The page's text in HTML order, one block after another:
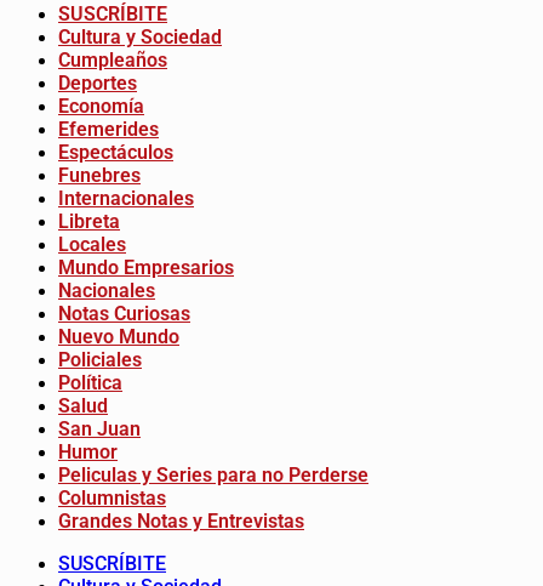
SUSCRÍBITE
Cultura y Sociedad
Cumpleaños
Deportes
Economía
Efemerides
Espectáculos
Funebres
Internacionales
Libreta
Locales
Mundo Empresarios
Nacionales
Notas Curiosas
Nuevo Mundo
Policiales
Política
Salud
San Juan
Humor
Peliculas y Series para no Perderse
Columnistas
Grandes Notas y Entrevistas
SUSCRÍBITE